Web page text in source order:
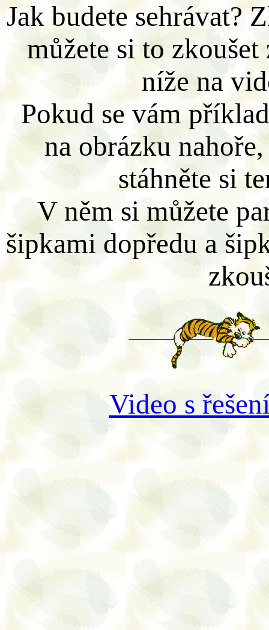
Jak budete sehrávat?
můžete si to
níže na
Pokud se vám
na obrázku
stáhněte si
V něm si můžete
šipkami dopředu a
Video s